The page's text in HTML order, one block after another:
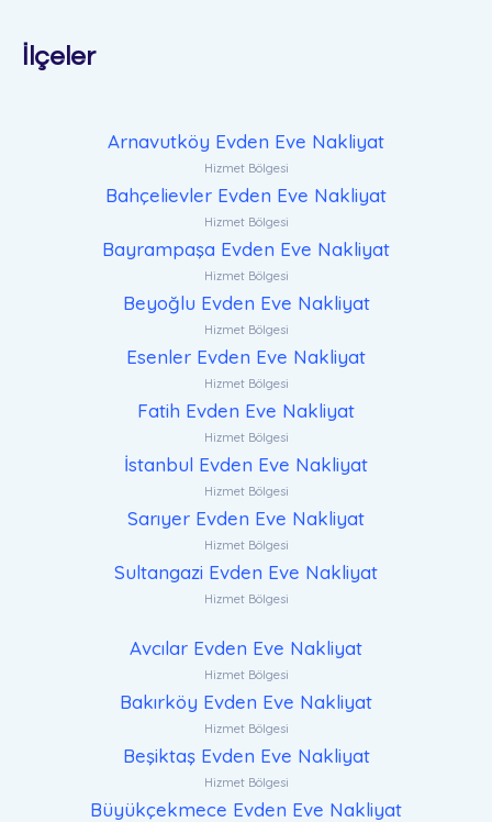
İlçeler
Arnavutköy Evden Eve Nakliyat
Hizmet Bölgesi
Bahçelievler Evden Eve Nakliyat
Hizmet Bölgesi
Bayrampaşa Evden Eve Nakliyat
Hizmet Bölgesi
Beyoğlu Evden Eve Nakliyat
Hizmet Bölgesi
Esenler Evden Eve Nakliyat
Hizmet Bölgesi
Fatih Evden Eve Nakliyat
Hizmet Bölgesi
İstanbul Evden Eve Nakliyat
Hizmet Bölgesi
Sarıyer Evden Eve Nakliyat
Hizmet Bölgesi
Sultangazi Evden Eve Nakliyat
Hizmet Bölgesi
Avcılar Evden Eve Nakliyat
Hizmet Bölgesi
Bakırköy Evden Eve Nakliyat
Hizmet Bölgesi
Beşiktaş Evden Eve Nakliyat
Hizmet Bölgesi
Büyükçekmece Evden Eve Nakliyat